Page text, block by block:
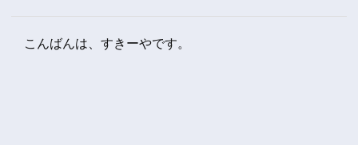
こんばんは、すきーやです。